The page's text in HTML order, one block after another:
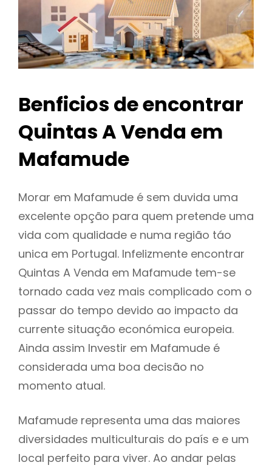
Benficios de encontrar
Quintas A Venda em
Mafamude
Morar em Mafamude é sem duvida uma
excelente opção para quem pretende uma
vida com qualidade e numa região táo
unica em Portugal. Infelizmente encontrar
Quintas A Venda em Mafamude tem-se
tornado cada vez mais complicado com o
passar do tempo devido ao impacto da
currente situação económica europeia.
Ainda assim Investir em Mafamude é
considerada uma boa decisão no
momento atual.
Mafamude representa uma das maiores
diversidades multiculturais do país e e um
local perfeito para viver. Ao andar pelas